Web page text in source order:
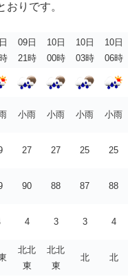
おりです。
09日
21時
10日
00時
10日
03時
10日
06時
小雨 小雨 小雨 小雨
27 27 25 25
90 88 87 88
4 3 3 4
北北
東
北北
東
北 北